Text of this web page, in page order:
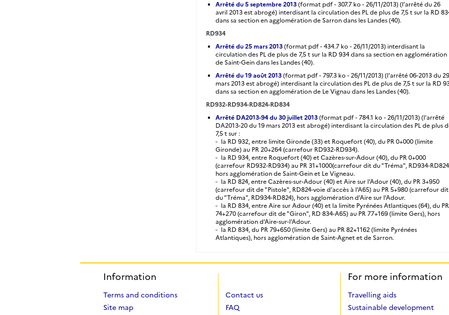
Arrêté du 5 septembre 2013 (format pdf - 307.7 ko - 26/11/2013) (l’arrêté du 26
avril 2013 est abrogé) interdisant la circulation des PL de plus de 7,5 t sur la RD
dans sa section en agglomération de Sarron dans les Landes (40).
RD934
Arrêté du 25 mars 2013 (format pdf - 434.7 ko - 26/11/2013) interdisant la
circulation des PL de plus de 7,5 t sur la RD 934 dans sa section en agglomération
de Saint-Gein dans les Landes (40).
Arrêté du 19 août 2013 (format pdf - 797.3 ko - 26/11/2013) (l’arrêté 06-2013 du 29
mars 2013 est abrogé) interdisant la circulation des PL de plus de 7,5 t sur la RD
dans sa section en agglomération de Le Vignau dans les Landes (40).
RD932-RD934-RD824-RD834
Arrêté DA2013-94 du 30 juillet 2013 (format pdf - 784.1 ko - 26/11/2013) (l’arrêté
DA2013-20 du 19 mars 2013 est abrogé) interdisant la circulation des PL de plus
7,5 t sur :
la RD 932, entre limite Gironde (33) et Roquefort (40), du PR 0+000 (limite
Gironde) au PR 20+264 (carrefour RD932-RD934).
la RD 934, entre Roquefort (40) et Cazères-sur-Adour (40), du PR 0+000
(carrefour RD932-RD934) au PR 31+1000(carrefour dit du "Tréma", RD934-
hors agglomération de Saint-Gein et Le Vigneau.
la RD 824, entre Cazères-sur-Adour (40) et Aire sur l’Adour (40), du PR 3+950
(carrefour dit de "Pistole", RD824-voie d’accès à l’A65) au PR 5+980 (carrefour dit
du "Tréma", RD934-RD824), hors agglomération d’Aire sur l’Adour.
la RD 834, entre Aire sur Adour (40) et la limite Pyrénées Atlantiques (64), du PR
74+270 (carrefour dit de "Giron", RD 834-A65) au PR 77+169 (limite Gers), hors
agglomération d’Aire-sur-l’Adour.
la RD 834, du PR 79+650 (limite Gers) au PR 82+1162 (limite Pyrénées
Atlantiques), hors agglomération de Saint-Agnet et de Sarron.
Information
Terms and conditions
Site map
Contact us
FAQ
For more information
Travelling aids
Sustainable development